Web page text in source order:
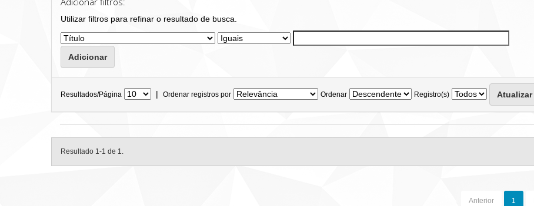
Utilizar filtros para refinar o resultado de busca.
Resultados/Página | Ordenar registros por Ordenar Registro(s)
Resultado 1-1 de 1.
Anterior 1